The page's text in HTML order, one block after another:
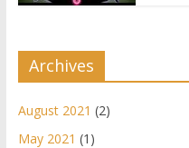
Archives
August 2021 (2)
May 2021 (1)